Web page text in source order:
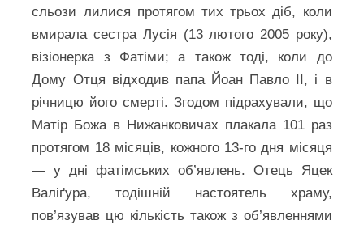
сльози лилися протягом тих трьох діб, коли
вмирала сестра Лусія (13 лютого 2005 року),
візіонерка з Фатіми; а також тоді, коли до
Дому Отця відходив папа Йоан Павло II, і в
річницю його смерті. Згодом підрахували, що
Матір Божа в Нижанковичах плакала 101 раз
протягом 18 місяців, кожного 13‑го дня місяця
— у дні фатімських об’явлень. Отець Яцек
Валіґура, тодішній настоятель храму,
пов’язував цю кількість також з об’явленнями